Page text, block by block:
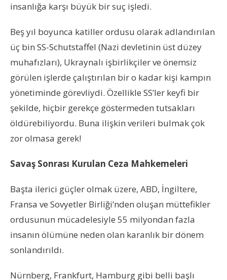
insanlığa karşı büyük bir suç işledi.
Beş yıl boyunca katiller ordusu olarak adlandırılan
üç bin SS-Schutstaffel (Nazi devletinin üst düzey
muhafızları), Ukraynalı işbirlikçiler ve önemsiz
görülen işlerde çalıştırılan bir o kadar kişi kampın
yönetiminde görevliydi. Özellikle SS’ler keyfi bir
şekilde, hiçbir gerekçe göstermeden tutsakları
öldürebiliyordu. Buna ilişkin verileri bulmak çok
zor olmasa gerek!
Savaş Sonrası Kurulan Ceza Mahkemeleri
Başta ilerici güçler olmak üzere, ABD, İngiltere,
Fransa ve Sovyetler Birliği’nden oluşan müttefikler
ordusunun mücadelesiyle 55 milyondan fazla
insanın ölümüne neden olan karanlık bir dönem
sonlandırıldı.
Nürnberg, Frankfurt, Hamburg gibi belli başlı